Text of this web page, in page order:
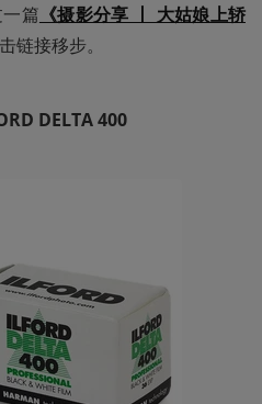
篇 《摄影分享 丨 大姑娘上轿
链接移步。
DELTA 400